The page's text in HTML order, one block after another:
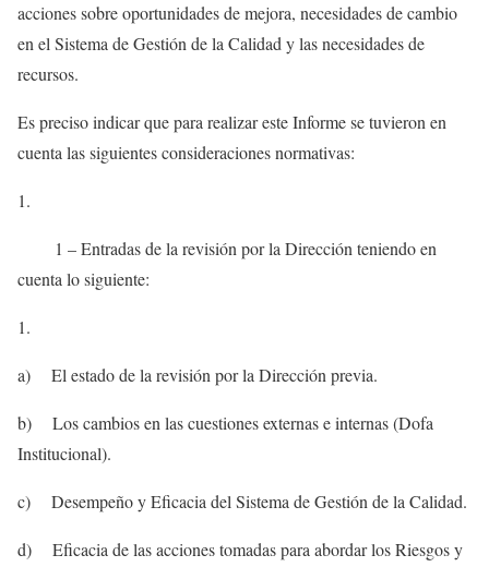
acciones sobre oportunidades de mejora, necesidades de cambio
en el Sistema de Gestión de la Calidad y las necesidades de
recursos.
Es preciso indicar que para realizar este Informe se tuvieron en
cuenta las siguientes consideraciones normativas:
1 – Entradas de la revisión por la Dirección teniendo en
cuenta lo siguiente:
a) El estado de la revisión por la Dirección previa.
b) Los cambios en las cuestiones externas e internas (Dofa
Institucional).
c) Desempeño y Eficacia del Sistema de Gestión de la Calidad.
d) Eficacia de las acciones tomadas para abordar los Riesgos y